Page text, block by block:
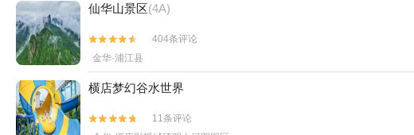
仙华山景区(4A)


404条评论
金华·浦江县
横店梦幻谷水世界


11条评论